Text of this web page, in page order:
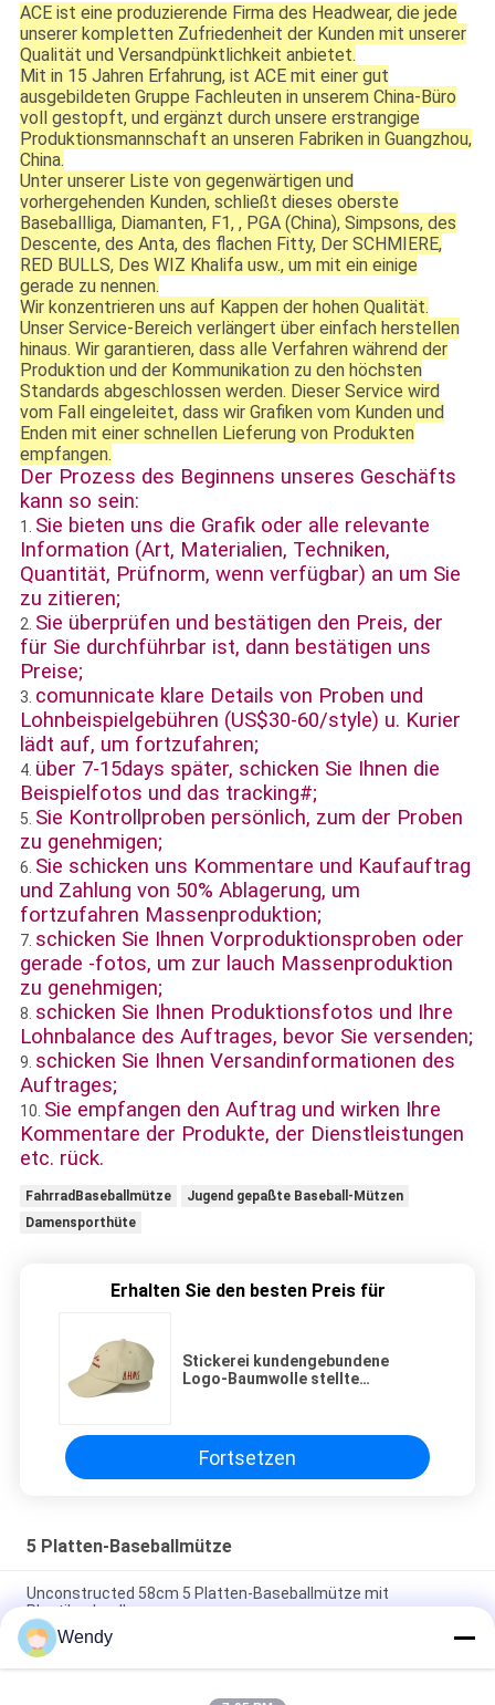
ACE ist eine produzierende Firma des Headwear, die jede
unserer kompletten Zufriedenheit der Kunden mit unserer
Qualität und Versandpünktlichkeit anbietet.
Mit in 15 Jahren Erfahrung, ist ACE mit einer gut
ausgebildeten Gruppe Fachleuten in unserem China-Büro
voll gestopft, und ergänzt durch unsere erstrangige
Produktionsmannschaft an unseren Fabriken in Guangzhou,
China.
Unter unserer Liste von gegenwärtigen und
vorhergehenden Kunden, schließt dieses oberste
Baseballliga, Diamanten, F1, , PGA (China), Simpsons, des
Descente, des Anta, des flachen Fitty, Der SCHMIERE,
RED BULLS, Des WIZ Khalifa usw., um mit ein einige
gerade zu nennen.
Wir konzentrieren uns auf Kappen der hohen Qualität.
Unser Service-Bereich verlängert über einfach herstellen
hinaus. Wir garantieren, dass alle Verfahren während der
Produktion und der Kommunikation zu den höchsten
Standards abgeschlossen werden. Dieser Service wird
vom Fall eingeleitet, dass wir Grafiken vom Kunden und
Enden mit einer schnellen Lieferung von Produkten
empfangen.
Der Prozess des Beginnens unseres Geschäfts
kann so sein:
1. Sie bieten uns die Grafik oder alle relevante
Information (Art, Materialien, Techniken,
Quantität, Prüfnorm, wenn verfügbar) an um Sie
zu zitieren;
2. Sie überprüfen und bestätigen den Preis, der
für Sie durchführbar ist, dann bestätigen uns
Preise;
3. comunnicate klare Details von Proben und
Lohnbeispielgebühren (US$30-60/style) u. Kurier
lädt auf, um fortzufahren;
4. über 7-15days später, schicken Sie Ihnen die
Beispielfotos und das tracking#;
5. Sie Kontrollproben persönlich, zum der Proben
zu genehmigen;
6. Sie schicken uns Kommentare und Kaufauftrag
und Zahlung von 50% Ablagerung, um
fortzufahren Massenproduktion;
7. schicken Sie Ihnen Vorproduktionsproben oder
gerade -fotos, um zur lauch Massenproduktion
zu genehmigen;
8. schicken Sie Ihnen Produktionsfotos und Ihre
Lohnbalance des Auftrages, bevor Sie versenden;
9. schicken Sie Ihnen Versandinformationen des
Auftrages;
10. Sie empfangen den Auftrag und wirken Ihre
Kommentare der Produkte, der Dienstleistungen
etc. rück.
FahrradBaseballmütze
Jugend gepaßte Baseball-Mützen
Damensporthüte
Erhalten Sie den besten Preis für
Stickerei kundengebundene
Logo-Baumwolle stellte
Fortsetzen
5 Platten-Baseballmütze
Unconstructed 58cm 5 Platten-Baseballmütze mit
Plastikschnalle
Personifizierte der Stickerei-5 Größe Platten-Baseballmütze-
Vati-des Hut-56-60CM
Wendy